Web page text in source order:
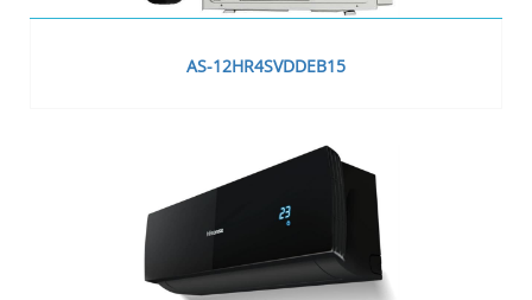
AS-12HR4SVDDEB15